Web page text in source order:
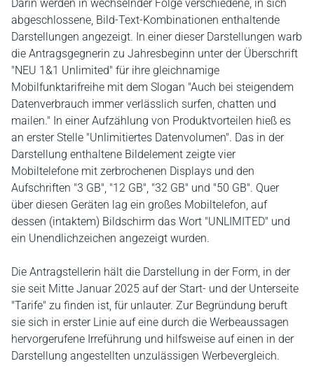
Darin werden in wechselnder Folge verschiedene, in sich
abgeschlossene, Bild-Text-Kombinationen enthaltende
Darstellungen angezeigt. In einer dieser Darstellungen warb
die Antragsgegnerin zu Jahresbeginn unter der Überschrift
"NEU 1&1 Unlimited" für ihre gleichnamige
Mobilfunktarifreihe mit dem Slogan "Auch bei steigendem
Datenverbrauch immer verlässlich surfen, chatten und
mailen." In einer Aufzählung von Produktvorteilen hieß es
an erster Stelle "Unlimitiertes Datenvolumen". Das in der
Darstellung enthaltene Bildelement zeigte vier
Mobiltelefone mit zerbrochenen Displays und den
Aufschriften "3 GB", "12 GB", "32 GB" und "50 GB". Quer
über diesen Geräten lag ein großes Mobiltelefon, auf
dessen (intaktem) Bildschirm das Wort "UNLIMITED" und
ein Unendlichzeichen angezeigt wurden.
Die Antragstellerin hält die Darstellung in der Form, in der
sie seit Mitte Januar 2025 auf der Start- und der Unterseite
"Tarife" zu finden ist, für unlauter. Zur Begründung beruft
sie sich in erster Linie auf eine durch die Werbeaussagen
hervorgerufene Irreführung und hilfsweise auf einen in der
Darstellung angestellten unzulässigen Werbevergleich.